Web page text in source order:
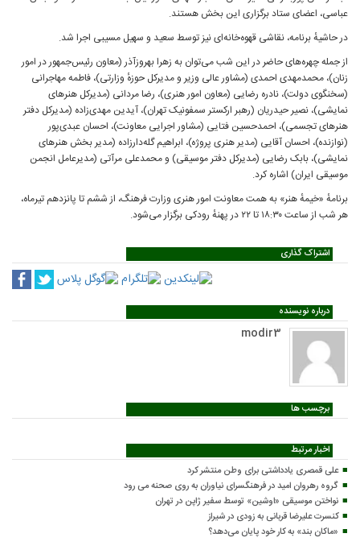
عباسی، اعضای ستاد برگزاری این بخش هستند.
در حاشیهٔ برنامه، نقاشی قهوه‌خانه‌ای نیز توسط سعید و سهیل مسیبی اجرا شد.
از جمله چهره‌های حاضر در این شب می‌توان به زهرا بهروزآذر (معاون رئیس‌جمهور در امور
زنان)، محمدمهدی احمدی (مشاور عالی وزیر و مدیرکل حوزهٔ وزارتی)، فاطمه مهاجرانی
(سخنگوی دولت)، نادره رضایی (معاون امور هنری)، رضا مردانی (مدیرکل هنرهای
نمایشی)، نصیر حیدریان (رهبر ارکستر سمفونیک تهران)، آیدین مهدی‌زاده (مدیرکل دفتر
هنرهای تجسمی)، احمدحسین فتایی (مشاور اجرایی معاونت)، احسان عبدی‌پور
(نوازنده)، احسان آقایی (مدیر هنری پروژه)، ابراهیم گله‌دارزاده (مدیر بخش هنرهای
نمایشی)، بابک رضایی (مدیرکل دفتر موسیقی) و محمدعلی مرآتی (مدیرعامل انجمن
موسیقی ایران) اشاره کرد.
برنامهٔ «خیمهٔ هنر» به همت معاونت امور هنری وزارت فرهنگ، از ششم تا پانزدهم تیرماه،
هر شب از ساعت ۱۸:۳۰ تا ۲۲ در پهنهٔ رودکی برگزار می‌شود.
اشتراک گذاری
درباره نویسنده
modir3
برچسب ها
اخبار مرتبط
علی قمصری یادداشتی برای وطن منتشر کرد
گروه رهروان امید در فرهنگسرای نیاوران به روی صحنه می رود
نواختن موسیقی «اوشین» توسط سفیر ژاپن در تهران
کنسرت علیرضا قربانی به زودی در شیراز
«ماکان بند» به کار خود پایان می‌دهد؟